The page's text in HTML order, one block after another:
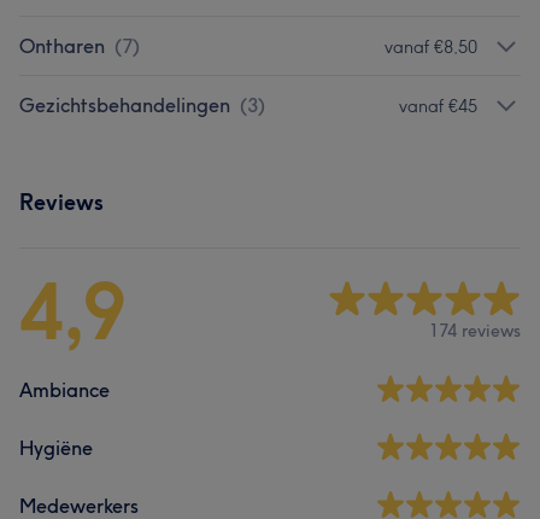
Ontharen (7) vanaf €8,50
Gezichtsbehandelingen (3) vanaf €45
Reviews
4,9 174 reviews
Ambiance
Hygiëne
Medewerkers